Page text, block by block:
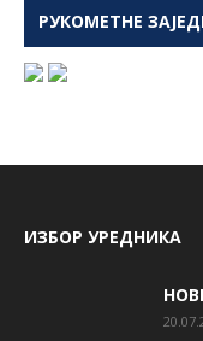
РУКОМЕТНЕ
ИЗБОР УРЕДНИКА